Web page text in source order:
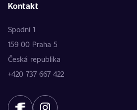
Kontakt
Spodní 1
159 00 Praha 5
Česká republika
+420 737 667 422